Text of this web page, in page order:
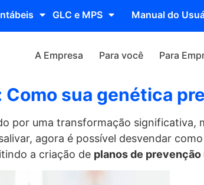
GLC e MPS Manual do
A Empresa Para você Para
Como sua genética
por uma transformação significativa,
agora é possível desvendar
a criação de planos de